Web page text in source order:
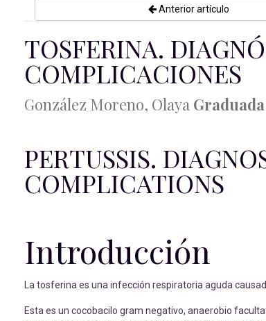
Anterior artículo
TOSFERINA.
COMPLICACIONES
González Moreno, Olaya
PERTUSSIS.
COMPLICATIONS
Introducción
La tosferina es una infección respiratoria aguda
Esta es un cocobacilo gram negativo, anaerobio